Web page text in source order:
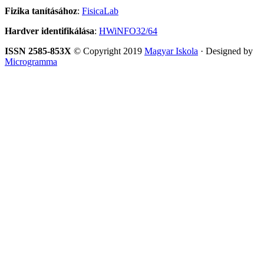
Fizika tanításához: FisicaLab
Hardver identifikálása: HWiNFO32/64
ISSN 2585-853X © Copyright 2019 Magyar Iskola · Designed by
Microgramma